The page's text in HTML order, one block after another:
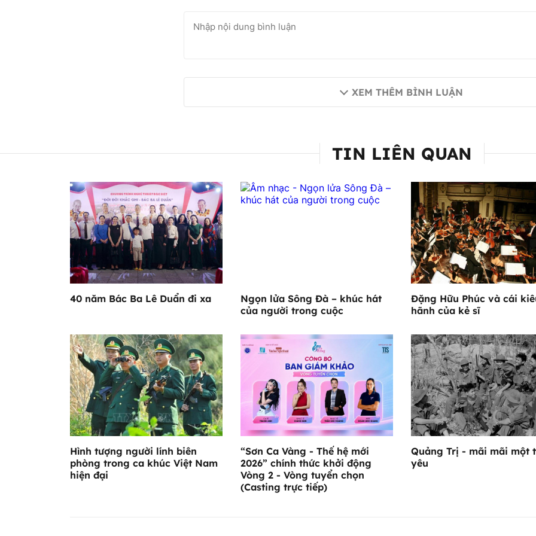
XEM THÊM BÌNH LUẬN
TIN LIÊN QUAN
40 năm Bác Ba Lê Duẩn đi xa
Ngọn lửa Sông Đà – khúc hát
của người trong cuộc
Đặng Hữu Phúc và cái
hãnh của kẻ sĩ
Hình tượng người lính biên
phòng trong ca khúc Việt Nam
hiện đại
“Sơn Ca Vàng - Thế hệ mới
2026” chính thức khởi động
Vòng 2 - Vòng tuyển chọn
(Casting trực tiếp)
Quảng Trị - mãi mãi một
yêu